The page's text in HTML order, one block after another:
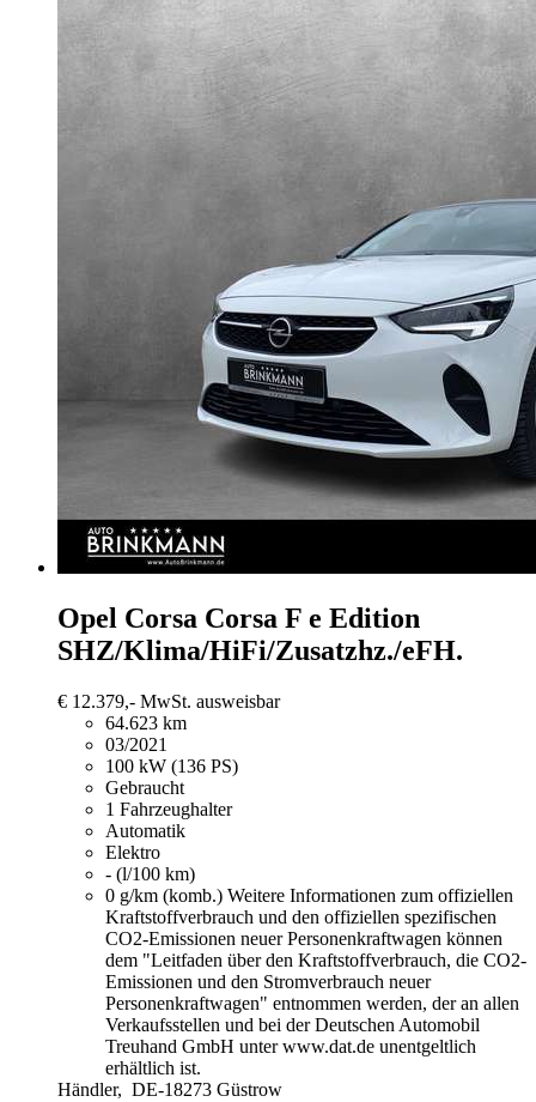
Opel Corsa Corsa F e Edition
SHZ/Klima/HiFi/Zusatzhz./eFH.
€ 12.379,- MwSt. ausweisbar
64.623 km
03/2021
100 kW (136 PS)
Gebraucht
1 Fahrzeughalter
Automatik
Elektro
- (l/100 km)
0 g/km (komb.) Weitere Informationen zum offiziellen
Kraftstoffverbrauch und den offiziellen spezifischen
CO2-Emissionen neuer Personenkraftwagen können
dem "Leitfaden über den Kraftstoffverbrauch, die CO2-
Emissionen und den Stromverbrauch neuer
Personenkraftwagen" entnommen werden, der an allen
Verkaufsstellen und bei der Deutschen Automobil
Treuhand GmbH unter www.dat.de unentgeltlich
erhältlich ist.
Händler, DE-18273 Güstrow